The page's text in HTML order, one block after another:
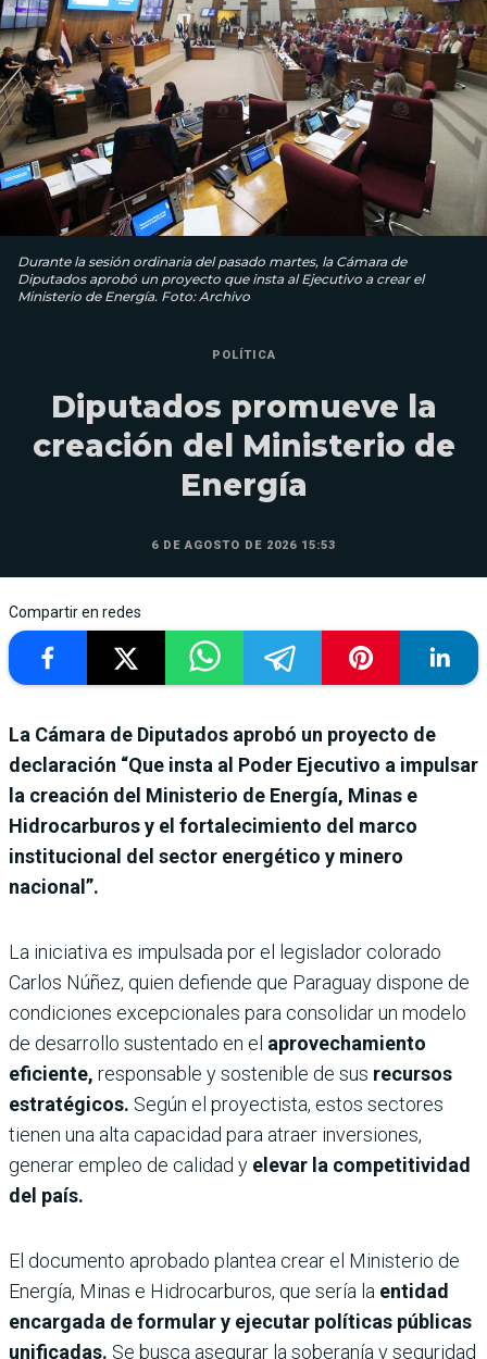
Durante la sesión ordinaria del pasado martes, la Cámara de
Diputados aprobó un proyecto que insta al Ejecutivo a crear el
Ministerio de Energía. Foto: Archivo
POLÍTICA
Diputados promueve la
creación del Ministerio de
Energía
6 DE AGOSTO DE 2026 15:53
Compartir en redes
La Cámara de Diputados aprobó un proyecto de
declaración “Que insta al Poder Ejecutivo a impulsar
la creación del Ministerio de Energía, Minas e
Hidrocarburos y el fortalecimiento del marco
institucional del sector energético y minero
nacional”.
La iniciativa es impulsada por el legislador colorado
Carlos Núñez, quien defiende que Paraguay dispone de
condiciones excepcionales para consolidar un modelo
de desarrollo sustentado en el aprovechamiento
eficiente, responsable y sostenible de sus recursos
estratégicos. Según el proyectista, estos sectores
tienen una alta capacidad para atraer inversiones,
generar empleo de calidad y elevar la competitividad
del país.
El documento aprobado plantea crear el Ministerio de
Energía, Minas e Hidrocarburos, que sería la entidad
encargada de formular y ejecutar políticas públicas
unificadas. Se busca asegurar la soberanía y seguridad